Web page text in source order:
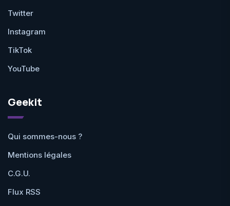
Twitter
Instagram
TikTok
YouTube
Geekit
Qui sommes-nous ?
Mentions légales
C.G.U.
Flux RSS